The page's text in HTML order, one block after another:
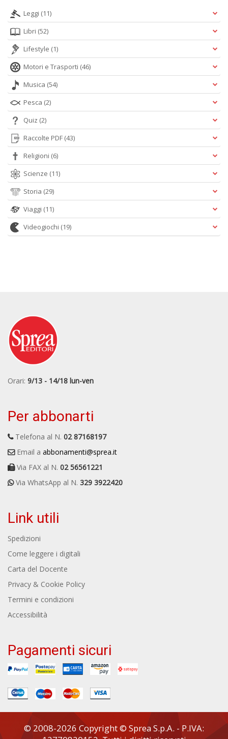
Leggi (11)
Libri (52)
Lifestyle (1)
Motori e Trasporti (46)
Musica (54)
Pesca (2)
Quiz (2)
Raccolte PDF (43)
Religioni (6)
Scienze (11)
Storia (29)
Viaggi (11)
Videogiochi (19)
Orari: 9/13 - 14/18 lun-ven
Per abbonarti
Telefona al N. 02 87168197
Email a abbonamenti@sprea.it
Via FAX al N. 02 56561221
Via WhatsApp al N. 329 3922420
Link utili
Spedizioni
Come leggere i digitali
Carta del Docente
Privacy & Cookie Policy
Termini e condizioni
Accessibilità
Pagamenti sicuri
© 2008-2026 Copyright © Sprea S.p.A. - P.IVA: